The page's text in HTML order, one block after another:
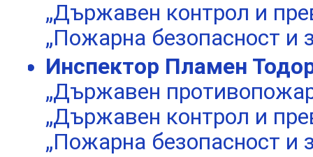
„Държавен контрол и
„Пожарна безопасност и
Инспектор Пламен
„Държавен
„Държавен контрол и
„Пожарна безопасност и